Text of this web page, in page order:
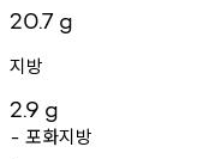
20.7 g
지방
2.9 g
- 포화지방